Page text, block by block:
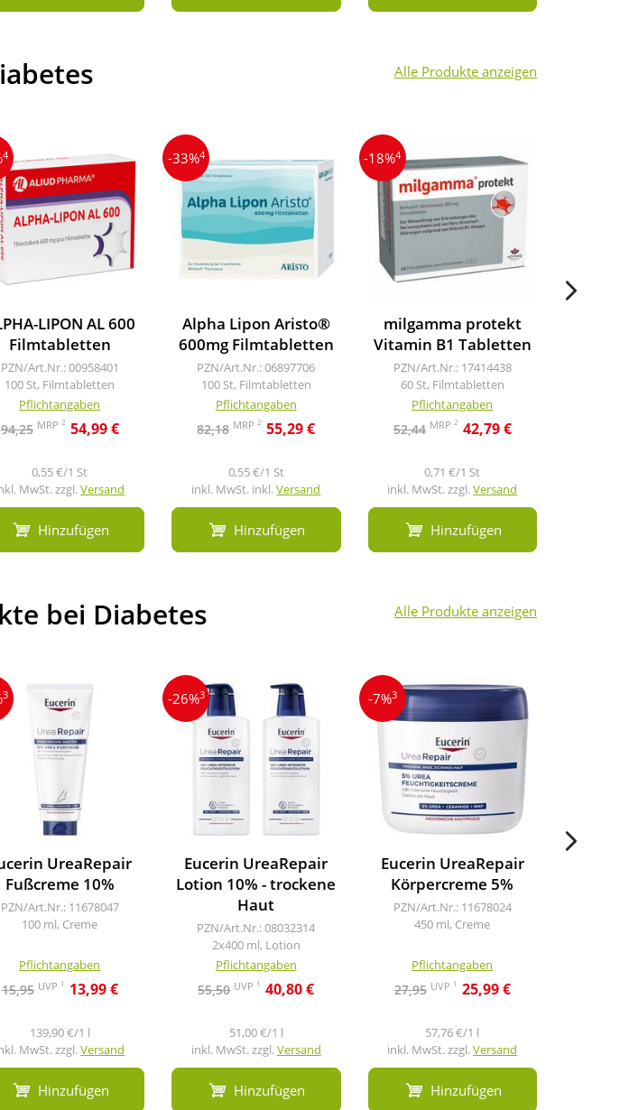
Alle Produkte anzeigen
4
LIPON AL 600
Filmtabletten
PZN/Art.Nr.: 00958401
100 St, Filmtabletten
Pflichtangaben
94,25 MRP 2 54,99 €
0,55 €/1 St
MwSt. zzgl.Versand
Hinzufügen
-33%4
Alpha Lipon Aristo®
600mg Filmtabletten
PZN/Art.Nr.: 06897706
100 St, Filmtabletten
Pflichtangaben
82,18 MRP2 55,29 €
0,55 €/1 St
inkl. MwSt. inkl.Versand
Hinzufügen
-18%4
milgamma protekt
Vitamin B1 Tabletten
PZN/Art.Nr.: 17414438
60 St, Filmtabletten
Pflichtangaben
52,44 MRP 2 42,79 €
0,71 €/1 St
inkl. MwSt. zzgl.Versand
Hinzufügen
bei Diabetes Alle Produkte anzeigen
3
UreaRepair
Fußcreme 10%
PZN/Art.Nr.: 11678047
100 ml, Creme
Pflichtangaben
15,95 UVP 1 13,99 €
139,90 €/1 l
MwSt. zzgl.Versand
Hinzufügen
-26%3
Eucerin UreaRepair
Lotion 10% - trockene
Haut
PZN/Art.Nr.: 08032314
2x400 ml, Lotion
Pflichtangaben
55,50 UVP 1 40,80 €
51,00 €/1 l
inkl. MwSt. zzgl.Versand
Hinzufügen
-7%3
Eucerin UreaRepair
Körpercreme 5%
PZN/Art.Nr.: 11678024
450 ml, Creme
Pflichtangaben
27,95 UVP 1 25,99 €
57,76 €/1 l
inkl. MwSt. zzgl.Versand
Hinzufügen